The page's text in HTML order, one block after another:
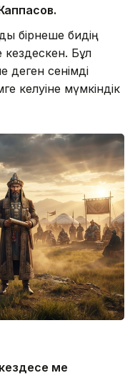
бірнеше бидің
кездескен. Бұл
деген сенімді
келуіне мүмкіндік
ме